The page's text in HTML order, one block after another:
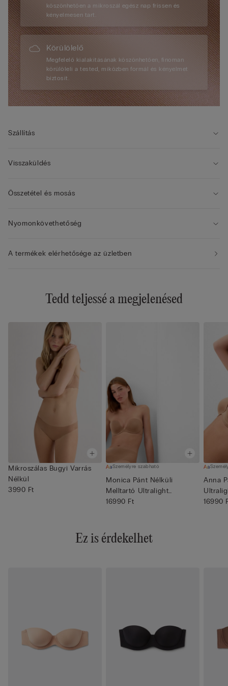
köszönhetően a mikroszál egész nap frissen és
kényelmesen tart.
Körülölelő
Megfelelő kialakításának köszönhetően, finoman
körülöleli a tested, miközben formál és kényelmet
biztosít.
Szállítás
Visszaküldés
Összetétel és mosás
Nyomonkövethetőség
A termékek elérhetősége az üzletben
Tedd teljessé a megjelenésed
Mikroszálas Bugyi Varrás
Nélkül
3990 Ft
Személyre szabható
Monica Pánt Nélküli
Melltartó Ultralight
Mikroszál...
16990 Ft
Anna
16990
Ez is érdekelhet